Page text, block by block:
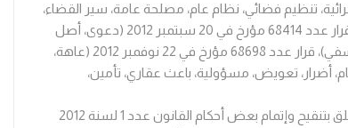
إحداث محكمة، مخالفة إجرائية، تنظيم فضائي، نظام عام، مصلحة عامة، سير القضاء،
متقاضي)، قرار عدد 60461 مؤرخ في 24 أفريل 2012 (شركة، شركاء، مساهم، جلسة عامة، مقررات، إحالة، أسهم، بورصة القيم المنقولة، مصادقة، إبطال)، قرار عدد 68414 مؤرخ في 20 سبتمبر 2012 (دعوى، أصل
تجاري، كراء، غرامة حرمان، اختصاص ترابي، إجراءات، مكرى، استغلال)، قرار عدد 68440 مؤرخ في 17 سبتمبر 2012 (سماع بينة، شهود، هوية، تجريح، طرد تعسفي)، قرار عدد 68698 مؤرخ في 22 نوفمبر 2012 (عاهة،
عقد بيع، شكلية، إخلال، جزاء، بطلان مطلق، بطلان نسبي، أهلية)، قرار عدد 70303 مؤرخ في 06 أفريل 2012 (أجل، قيام، أضرار، تعويض، مسؤولية، باعث عقاري، تأمين،
*تشريع: قانون عدد 24 لسنة 2012 مؤرخ في 24 ديسمبر 2012 يتعلق يتعلق باتفاقية إعادة شراء، قانون عدد 25 لسنة 2012 مؤرخ في 24 ديسمبر 2012 يتعلق بتنقيح وإتمام بعض أحكام القانون عدد 1 لسنة 2012